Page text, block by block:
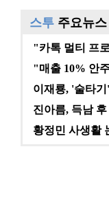
스투 주요뉴스
"매출 10% 안